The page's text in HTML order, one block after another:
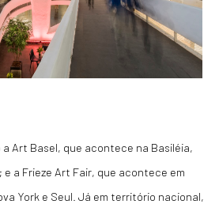
Art Basel, que acontece na Basiléia,
e a Frieze Art Fair, que acontece em
York e Seul. Já em território nacional,